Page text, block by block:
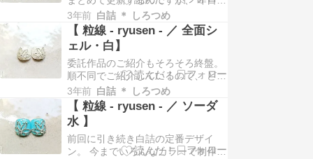
Twitterとインスタを更新した時点で
力尽きまして。 近頃なんだか急に電
池が切れます。 歳かしら…… さ
て。 気を取り直して全面シェルのご
紹介です。 委託作品のご紹介もあと
ちょっと！ 【 粒線 - ry…
3年前 白詰 ＊ しろつめ
【 粒線 - ryusen - ／ 全面シ
ェル・白】
委託作品のご紹介もそろそろ終盤。
順不同でご紹介しているので、 どこ
までご紹介したのか自分で分からな
くなってきていますがw たくさん作
ったような、そうでもないような。
1つにつき3サイズ作っていると全体
量がバグります。 閑話休題。 とい
う事で、本日はこちら。 白詰の定番
3年前 白詰 ＊ しろつめ
【 粒線 - ryusen - ／ ソーダ
水 】
前回に引き続き白詰の定番デザイ
ン。 今までいろんなカラーで制作し